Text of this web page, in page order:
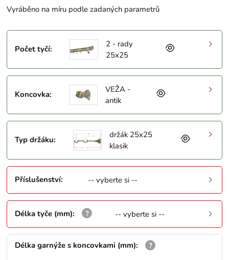
Vyráběno na míru podle zadaných parametrů
Počet tyčí:
2 - rady
25x25
Koncovka:
VEŽA -
antik
Typ držáku:
držák 25x25
klasik
Příslušenství: -- vyberte si --
Délka tyče (mm): -- vyberte si --
Délka garnýže s koncovkami (mm):